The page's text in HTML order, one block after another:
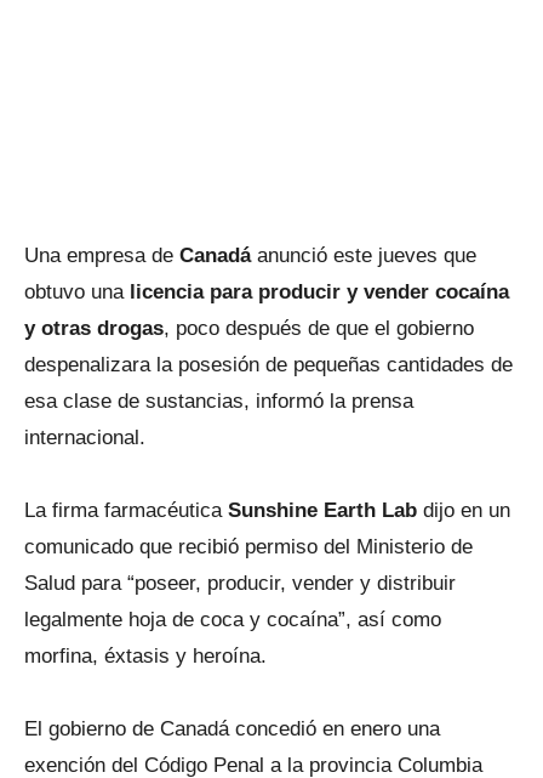
Una empresa de Canadá anunció este jueves que
obtuvo una licencia para producir y vender cocaína
y otras drogas, poco después de que el gobierno
despenalizara la posesión de pequeñas cantidades de
esa clase de sustancias, informó la prensa
internacional.
La firma farmacéutica Sunshine Earth Lab dijo en un
comunicado que recibió permiso del Ministerio de
Salud para “poseer, producir, vender y distribuir
legalmente hoja de coca y cocaína”, así como
morfina, éxtasis y heroína.
El gobierno de Canadá concedió en enero una
exención del Código Penal a la provincia Columbia